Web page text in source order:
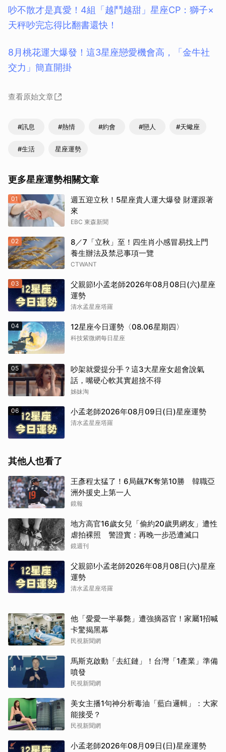
吵不散才是真愛！4組「越鬥越甜」星座CP：獅子×
天秤吵完忘得比翻書還快！
8月桃花運大爆發！這3星座戀愛機會高，「金牛社
交力」簡直開掛
查看原始文章
#訊息 #熱情 #約會 #戀人 #天蠍座
#生活 星座運勢
更多星座運勢相關文章
01
週五迎立秋！5星座貴人運大爆發 財運跟著
來
EBC 東森新聞
02
8／7「立秋」至！四生肖小感冒易找上門
養生辦法及禁忌事項一覽
CTWANT
03
父親節!小孟老師2026年08月08日(六)星座
運勢
清水孟星座塔羅
04 12星座今日運勢〈08.06星期四〉
科技紫微網每日星座
05
吵架就愛提分手？這3大星座女超會說氣
話，嘴硬心軟其實超捨不得
姊妹淘
06 小孟老師2026年08月09日(日)星座運勢
清水孟星座塔羅
其他人也看了
王彥程太猛了！6局飆7K奪第10勝 韓職亞
洲外援史上第一人
鏡報
地方高官16歲女兒「偷約20歲男網友」遭性
虐拍裸照 警證實：再晚一步恐遭滅口
鏡週刊
父親節!小孟老師2026年08月08日(六)星座
運勢
清水孟星座塔羅
他「愛愛一半暴斃」遭強摘器官！家屬1招喊
卡驚揭黑幕
民視新聞網
馬斯克啟動「去紅鏈」！台灣「1產業」準備
噴發
民視新聞網
美女主播1句神分析毒油「藍白邏輯」：大家
能接受？
民視新聞網
小孟老師2026年08月09日(日)星座運勢